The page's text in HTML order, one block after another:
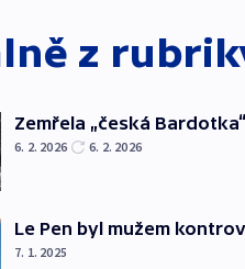
z
Zemřela „česká
6. 2. 2026 6. 2. 2026
Le Pen byl mužem
7. 1. 2025